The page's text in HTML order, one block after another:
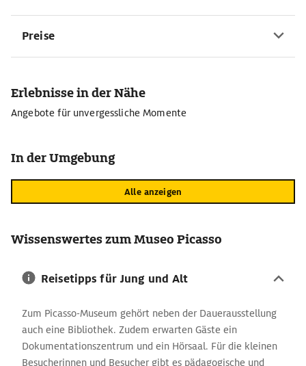
Preise
Erlebnisse in der Nähe
Angebote für unvergessliche Momente
In der Umgebung
Alle anzeigen
Wissenswertes zum Museo Picasso
Reisetipps für Jung und Alt
Zum Picasso-Museum gehört neben der Dauerausstellung
auch eine Bibliothek. Zudem erwarten Gäste ein
Dokumentationszentrum und ein Hörsaal. Für die kleinen
Besucherinnen und Besucher gibt es pädagogische und